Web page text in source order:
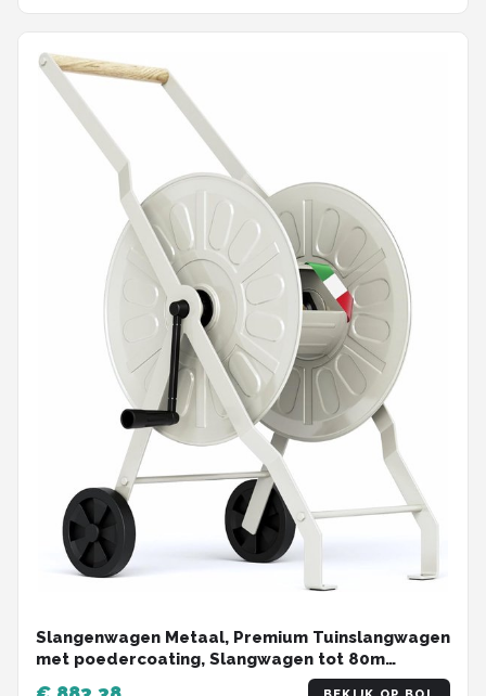
Slangenwagen Metaal, Premium Tuinslangwagen
met poedercoating, Slangwagen tot 80m
capaciteit, Slangtrommel gemaakt in Italië,